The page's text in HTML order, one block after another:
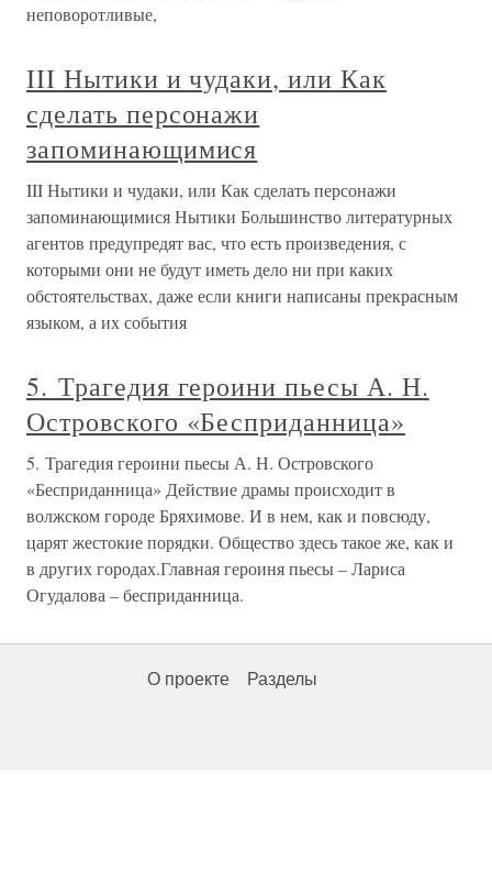
неповоротливые,
III Нытики и чудаки, или Как
сделать персонажи
запоминающимися
III Нытики и чудаки, или Как сделать персонажи
запоминающимися Нытики Большинство литературных
агентов предупредят вас, что есть произведения, с
которыми они не будут иметь дело ни при каких
обстоятельствах, даже если книги написаны прекрасным
языком, а их события
5. Трагедия героини пьесы А. Н.
Островского «Бесприданница»
5. Трагедия героини пьесы А. Н. Островского
«Бесприданница» Действие драмы происходит в
волжском городе Бряхимове. И в нем, как и повсюду,
царят жестокие порядки. Общество здесь такое же, как и
в других городах.Главная героиня пьесы – Лариса
Огудалова – бесприданница.
О проекте Разделы